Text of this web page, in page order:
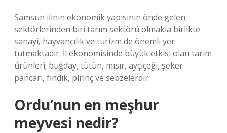
Samsun ilinin ekonomik yapısının önde gelen
sektörlerinden biri tarım sektörü olmakla birlikte
sanayi, hayvancılık ve turizm de önemli yer
tutmaktadır. İl ekonomisinde büyük etkisi olan tarım
ürünleri; buğday, tütün, mısır, ayçiçeği, şeker
pancarı, fındık, pirinç ve sebzelerdir.
Ordu’nun en meşhur
meyvesi nedir?